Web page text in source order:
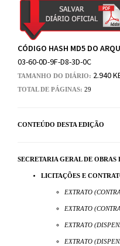
CÓDIGO HASH MD5 DO
03-60-0D-9F-D8-3D-0C
TAMANHO DO DIÁRIO: 2.940
TOTAL DE PÁGINAS: 29
CONTEÚDO DESTA EDIÇÃO
SECRETARIA GERAL DE OBRAS
LICITAÇÕES E
EXTRATO
EXTRATO
EXTRATO
EXTRATO